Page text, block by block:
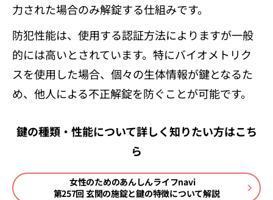
力された場合のみ解錠する仕組みです。
防犯性能は、使用する認証方法によりますが一般
的には高いとされています。特にバイオメトリク
スを使用した場合、個々の生体情報が鍵となるた
め、他人による不正解錠を防ぐことが可能です。
鍵の種類・性能について詳しく知りたい方はこち
ら
女性のためのあんしんライフnavi
第257回 玄関の施錠と鍵の特徴について解説